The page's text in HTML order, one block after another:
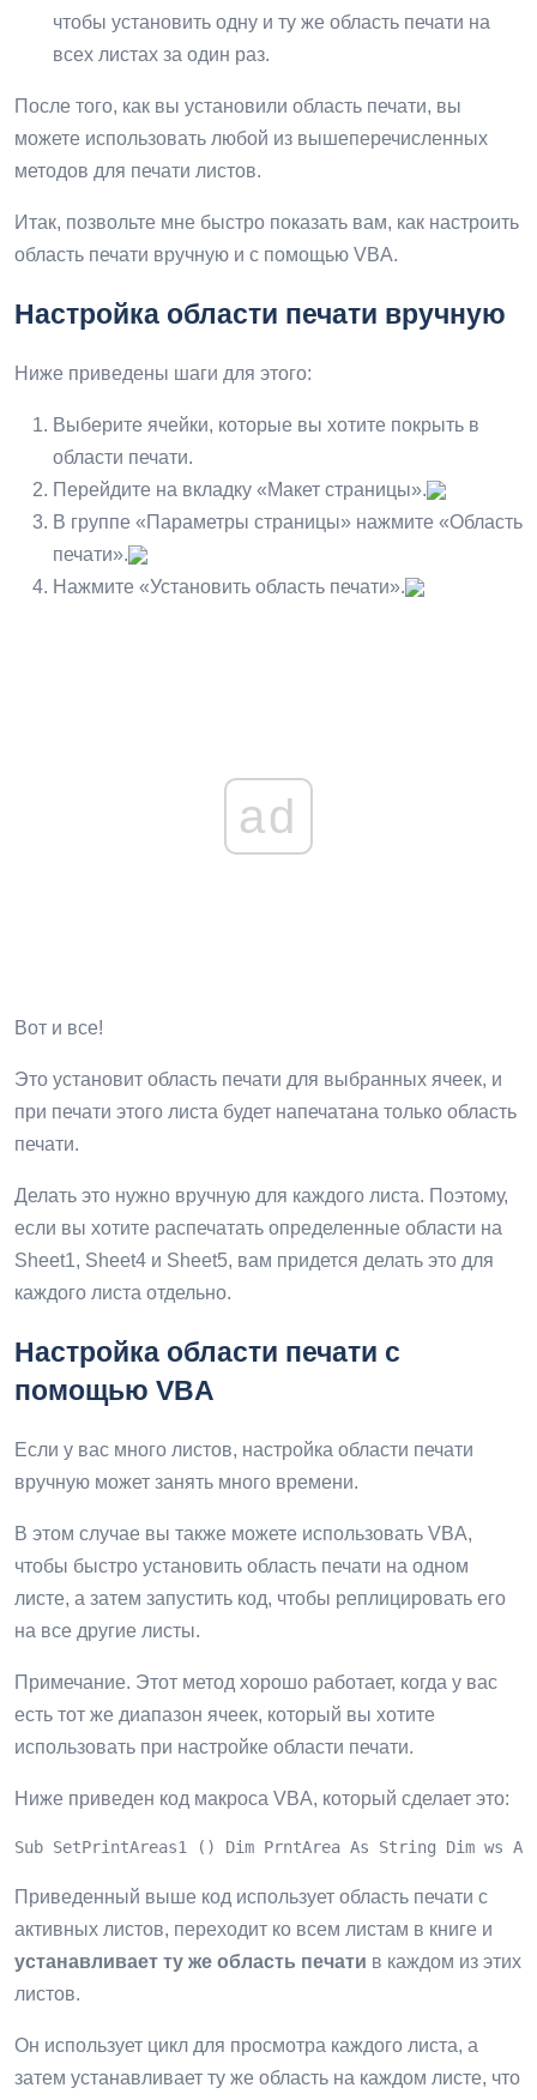
чтобы установить одну и ту же область печати на
всех листах за один раз.
После того, как вы установили область печати, вы
можете использовать любой из вышеперечисленных
методов для печати листов.
Итак, позвольте мне быстро показать вам, как настроить
область печати вручную и с помощью VBA.
Настройка области печати вручную
Ниже приведены шаги для этого:
Выберите ячейки, которые вы хотите покрыть в
области печати.
Перейдите на вкладку «Макет страницы».
В группе «Параметры страницы» нажмите «Область
печати».
Нажмите «Установить область печати».
ad
Вот и все!
Это установит область печати для выбранных ячеек, и
при печати этого листа будет напечатана только область
печати.
Делать это нужно вручную для каждого листа. Поэтому,
если вы хотите распечатать определенные области на
Sheet1, Sheet4 и Sheet5, вам придется делать это для
каждого листа отдельно.
Настройка области печати с
помощью VBA
Если у вас много листов, настройка области печати
вручную может занять много времени.
В этом случае вы также можете использовать VBA,
чтобы быстро установить область печати на одном
листе, а затем запустить код, чтобы реплицировать его
на все другие листы.
Примечание. Этот метод хорошо работает, когда у вас
есть тот же диапазон ячеек, который вы хотите
использовать при настройке области печати.
Ниже приведен код макроса VBA, который сделает это:
Sub SetPrintAreas1 () Dim PrntArea As String Dim ws
Приведенный выше код использует область печати с
активных листов, переходит ко всем листам в книге и
устанавливает ту же область печати в каждом из этих
листов.
Он использует цикл для просмотра каждого листа, а
затем устанавливает ту же область на каждом листе, что